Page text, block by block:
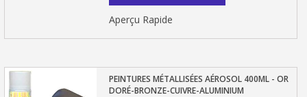
Aperçu Rapide
PEINTURES MÉTALLISÉES AÉROSOL 400ML - OR
DORÉ-BRONZE-CUIVRE-ALUMINIUM